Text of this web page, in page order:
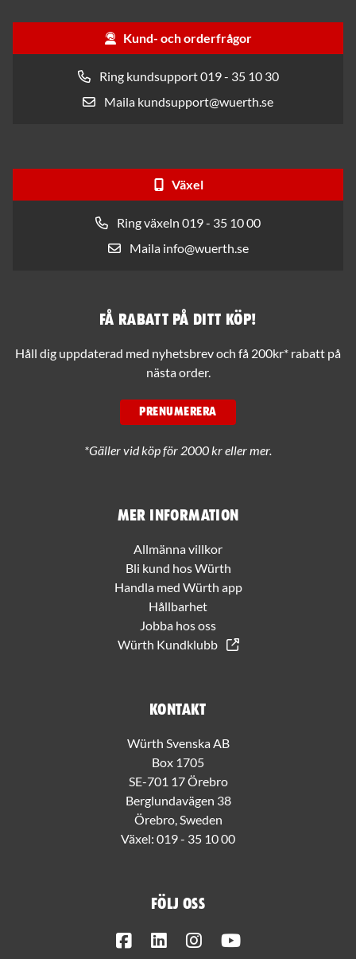
Kund- och orderfrågor
Ring kundsupport 019 - 35 10 30
Maila kundsupport@wuerth.se
Växel
Ring växeln 019 - 35 10 00
Maila info@wuerth.se
Mer information
Allmänna villkor
Bli kund hos Würth
Handla med Würth app
Hållbarhet
Jobba hos oss
Würth Kundklubb
Kontakt
Würth Svenska AB
Box 1705
SE-701 17 Örebro
Berglundavägen 38
Örebro, Sweden
Växel: 019 - 35 10 00
Följ oss
FacebookLinkedInInstagram
Få rabatt på ditt köp!
Håll dig uppdaterad med nyhetsbrev och få 200kr* rabatt på
nästa order.
PRENUMERERA
*Gäller vid köp för 2000 kr eller mer.